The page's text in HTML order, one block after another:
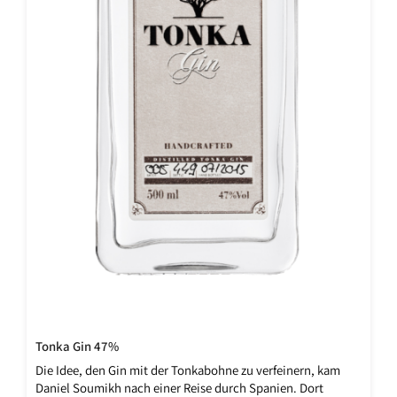
Tonka Gin 47%
Die Idee, den Gin mit der Tonkabohne zu verfeinern, kam
Daniel Soumikh nach einer Reise durch Spanien. Dort